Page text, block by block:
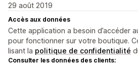
29 août 2019
Accès aux données
Cette application a besoin d’accéder
pour fonctionner sur votre boutique.
lisant la politique de confidentialité
Consulter les données des clients: